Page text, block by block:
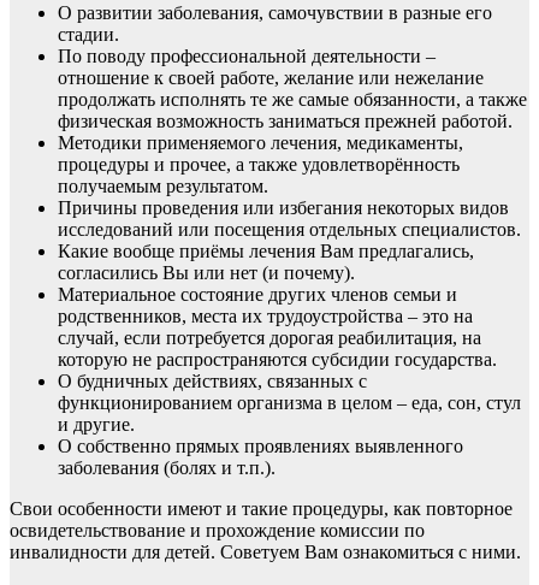
О развитии заболевания, самочувствии в разные его
стадии.
По поводу профессиональной деятельности –
отношение к своей работе, желание или нежелание
продолжать исполнять те же самые обязанности, а также
физическая возможность заниматься прежней работой.
Методики применяемого лечения, медикаменты,
процедуры и прочее, а также удовлетворённость
получаемым результатом.
Причины проведения или избегания некоторых видов
исследований или посещения отдельных специалистов.
Какие вообще приёмы лечения Вам предлагались,
согласились Вы или нет (и почему).
Материальное состояние других членов семьи и
родственников, места их трудоустройства – это на
случай, если потребуется дорогая реабилитация, на
которую не распространяются субсидии государства.
О будничных действиях, связанных с
функционированием организма в целом – еда, сон, стул
и другие.
О собственно прямых проявлениях выявленного
заболевания (болях и т.п.).
Свои особенности имеют и такие процедуры, как повторное
освидетельствование и прохождение комиссии по
инвалидности для детей. Советуем Вам ознакомиться с ними.